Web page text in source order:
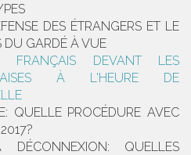
DES ÉTRANGERS ET LE
DU GARDÉ À VUE
DEVANT LES
À L'HEURE DE
QUELLE PROCÉDURE AVEC
QUELLES